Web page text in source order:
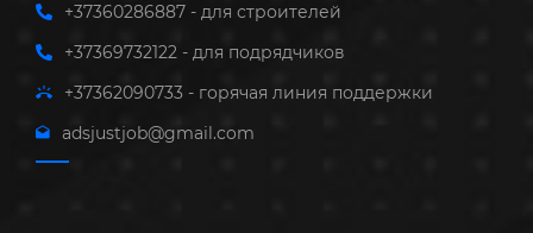
+37360286887 - для строителей
+37369732122 - для подрядчиков
+37362090733 - горячая линия поддержки
adsjustjob@gmail.com